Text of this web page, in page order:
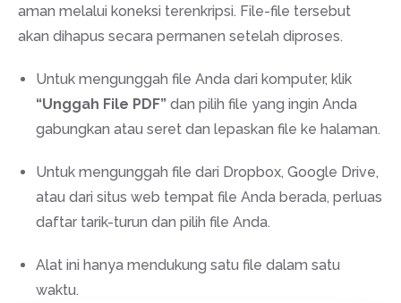
aman melalui koneksi terenkripsi. File-file tersebut
akan dihapus secara permanen setelah diproses.
Untuk mengunggah file Anda dari komputer, klik
“Unggah File PDF” dan pilih file yang ingin Anda
gabungkan atau seret dan lepaskan file ke halaman.
Untuk mengunggah file dari Dropbox, Google Drive,
atau dari situs web tempat file Anda berada, perluas
daftar tarik-turun dan pilih file Anda.
Alat ini hanya mendukung satu file dalam satu
waktu.